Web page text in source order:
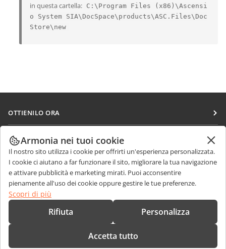
in questa cartella: C:\Program Files (x86)\Ascensi
o System SIA\DocSpace\products\ASC.Files\Doc
Store\new
OTTIENILO ORA
Docs
DocSpace
Workspace
Connettori
App desktop
COLLABORA
Per i contributori
Per i traduttori
Per gli influencer
Offerte di lavoro
RICEVI NOTIZIE
Blog
RICEVI AIUTO
Forum
CONTATTACI
Domande sulle vendite
sales@onlyoffice.com
Armonia nei tuoi cookie
Il nostro sito utilizza i cookie per offrirti un'esperienza personalizzata.
I cookie ci aiutano a far funzionare il sito, migliorare la tua navigazione
e attivare pubblicità e marketing mirati. Puoi acconsentire
pienamente all'uso dei cookie oppure gestire le tue preferenze.
Scopri di più
Rifiuta Personalizza
Accetta tutto